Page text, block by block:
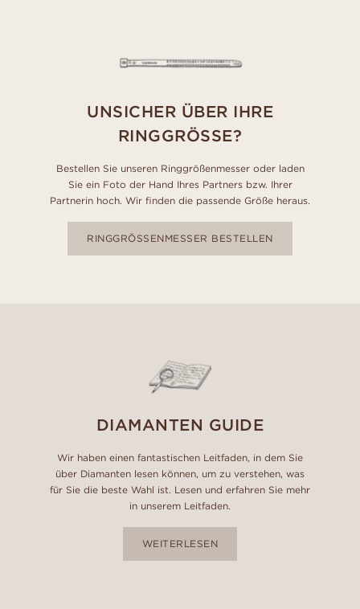
UNSICHER ÜBER IHRE
RINGGRÖSSE?
Bestellen Sie unseren Ringgrößenmesser oder laden
Sie ein Foto der Hand Ihres Partners bzw. Ihrer
Partnerin hoch. Wir finden die passende Größe heraus.
RINGGRÖSSENMESSER BESTELLEN
DIAMANTEN GUIDE
Wir haben einen fantastischen Leitfaden, in dem Sie
über Diamanten lesen können, um zu verstehen, was
für Sie die beste Wahl ist. Lesen und erfahren Sie mehr
in unserem Leitfaden.
WEITERLESEN